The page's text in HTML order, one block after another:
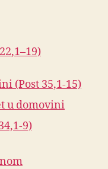
(Post 35,1-15)
u domovini
9)